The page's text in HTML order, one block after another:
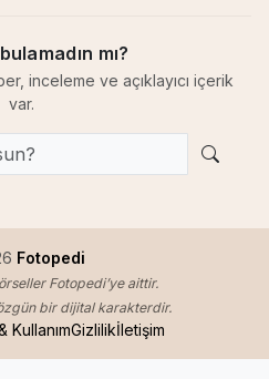
mı?
inceleme ve açıklayıcı içerik
var.
Fotopedi
Fotopedi’ye aittir.
bir dijital karakterdir.
KullanımGizlilikİletişim